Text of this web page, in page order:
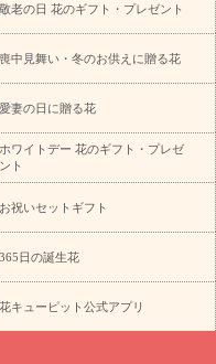
のお供えフラワー
お盆（新
見舞い
お取り寄せギフト
ミディ胡蝶蘭
プリザーブ
レンジメント 花束
スタ
胡蝶蘭 胡蝶蘭・花鉢
供え
世界初の青色胡蝶蘭
プリザーブドフラワー
トギフト
セミオーダー
花とみどりのeギフト
イエローオレンジ
レッ
キキョウ
・4000円～
お祝い・
・ 10000円～
お供え・お
敬老の日 花のギフト・プレゼント
喪中見舞い・冬のお供えに贈る花
愛妻の日に贈る花
ホワイトデー 花のギフト・プレゼ
ント
お祝いセットギフト
365日の誕生花
花キューピット公式アプリ